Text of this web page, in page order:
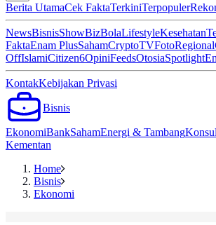
Berita UtamaCek FaktaTerkiniTerpopuler
NewsBisnisShowBizBolaLifestyleKesehatan
FaktaEnam PlusSahamCryptoTVFotoRegional
OffIslamiCitizen6OpiniFeedsOtosiaSpotlight
KontakKebijakan Privasi
Bisnis
EkonomiBankSahamEnergi & Tambang
Kementan
Home
Bisnis
Ekonomi